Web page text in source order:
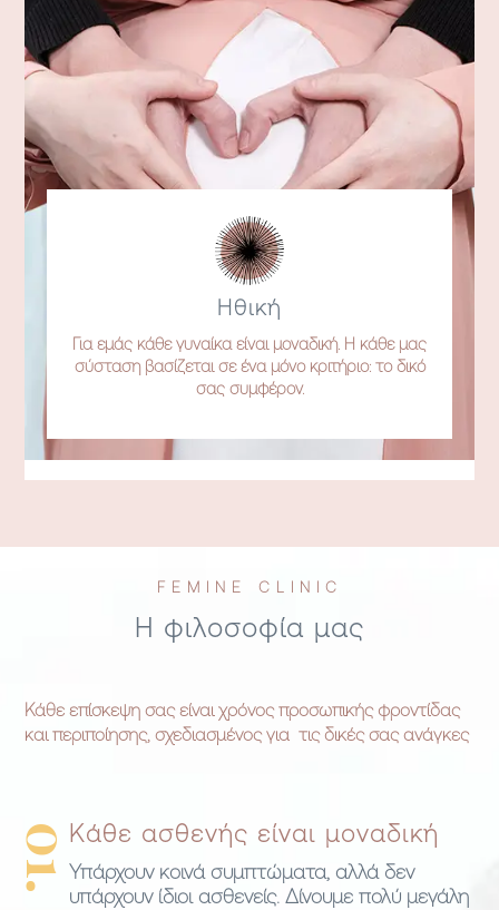
Ηθική
Για εμάς κάθε γυναίκα είναι μοναδική. Η κάθε μας
σύσταση βασίζεται σε ένα μόνο κριτήριο: το δικό
σας συμφέρον.
FEMINE CLINIC
Η φιλοσοφία μας
Κάθε επίσκεψη σας είναι χρόνος προσωπικής φροντίδας
και περιποίησης, σχεδιασμένος για τις δικές σας ανάγκες
01.Κάθε ασθενής είναι μοναδική
Υπάρχουν κοινά συμπτώματα, αλλά δεν
υπάρχουν ίδιοι ασθενείς. Δίνουμε πολύ μεγάλη